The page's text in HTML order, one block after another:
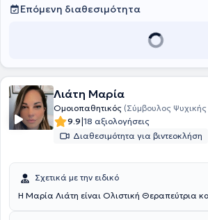
Επόμενη διαθεσιμότητα
Λιάτη Μαρία
Ομοιοπαθητικός (Σύμβουλος Ψυχικής
9.9|18 αξιολογήσεις
Διαθεσιμότητα για βιντεοκλήση
Σχετικά με την ειδικό
Η Μαρία Λιάτη είναι Ολιστική Θεραπεύτρια